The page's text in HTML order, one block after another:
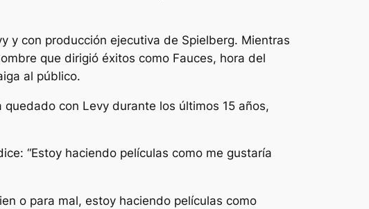
y con producción ejecutiva de Spielberg. Mientras
que dirigió éxitos como Fauces, hora del
al público.
quedado con Levy durante los últimos 15 años,
“Estoy haciendo películas como me gustaría
o para mal, estoy haciendo películas como